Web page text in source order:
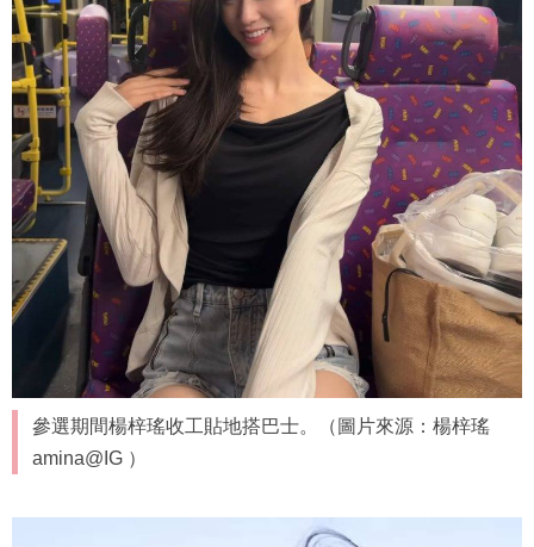
參選期間楊梓瑤收工貼地搭巴士。（圖片來源：楊梓瑤
amina@IG ）